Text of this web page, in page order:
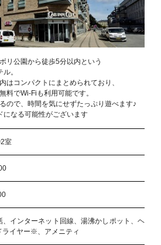
リ公園から徒歩5分以内という
。
はコンパクトにまとめられており、
料でWi-Fiも利用可能です。
ので、時間を気にせずたっぷり遊べます♪
なる可能性がございます
室
、インターネット回線、湯沸かしポット、ヘ
ライヤー※、アメニティ